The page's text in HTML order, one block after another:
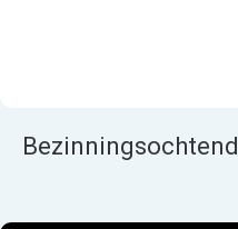
Bezinningsochtend